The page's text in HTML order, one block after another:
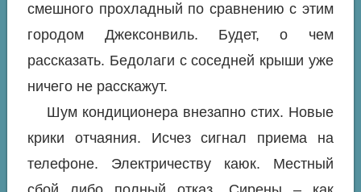
смешного прохладный по сравнению с этим
городом Джексонвиль. Будет, о чем
рассказать. Бедолаги с соседней крыши уже
ничего не расскажут.
Шум кондиционера внезапно стих. Новые
крики отчаяния. Исчез сигнал приема на
телефоне. Электричеству каюк. Местный